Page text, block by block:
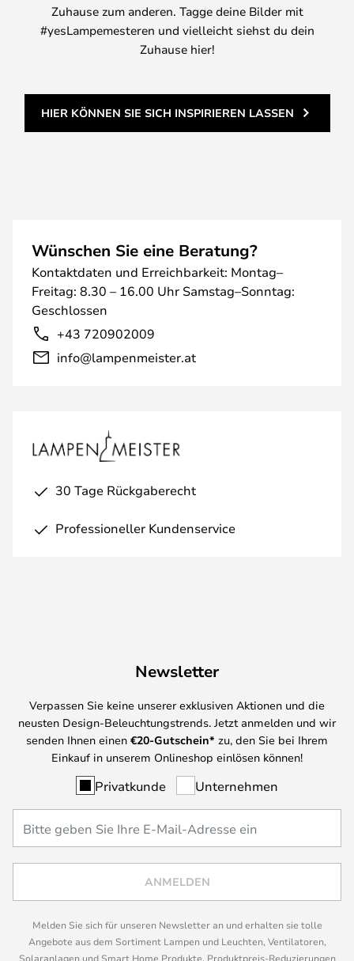
Zuhause zum anderen. Tagge deine Bilder mit
#yesLampemesteren und vielleicht siehst du dein
Zuhause hier!
HIER KÖNNEN SIE SICH INSPIRIEREN LASSEN
Wünschen Sie eine Beratung?
Kontaktdaten und Erreichbarkeit: Montag–
Freitag: 8.30 – 16.00 Uhr Samstag–Sonntag:
Geschlossen
+43 720902009
info@lampenmeister.at
30 Tage Rückgaberecht
Professioneller Kundenservice
Newsletter
Verpassen Sie keine unserer exklusiven Aktionen und die
neusten Design-Beleuchtungstrends. Jetzt anmelden und wir
senden Ihnen einen €20-Gutschein* zu, den Sie bei Ihrem
Einkauf in unserem Onlineshop einlösen können!
Privatkunde Unternehmen
ANMELDEN
Melden Sie sich für unseren Newsletter an und erhalten sie tolle
Angebote aus dem Sortiment Lampen und Leuchten, Ventilatoren,
Solaranlagen und Smart Home Produkte, Produktpreis-Reduzierungen